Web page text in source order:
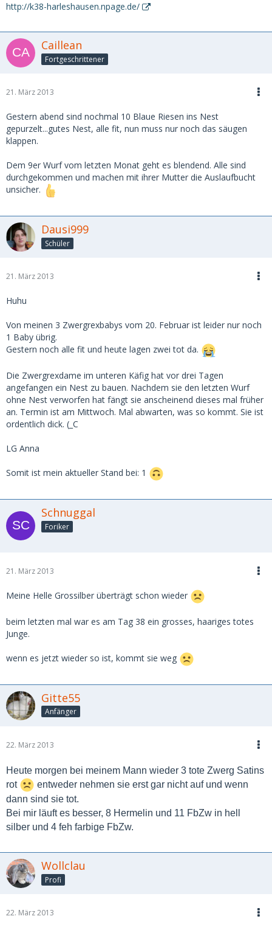
http://k38-harleshausen.npage.de/
Caillean
Fortgeschrittener
21. März 2013
Gestern abend sind nochmal 10 Blaue Riesen ins Nest
gepurzelt...gutes Nest, alle fit, nun muss nur noch das säugen
klappen.
Dem 9er Wurf vom letzten Monat geht es blendend. Alle sind
durchgekommen und machen mit ihrer Mutter die Auslaufbucht
unsicher.
Dausi999
Schüler
21. März 2013
Huhu
Von meinen 3 Zwergrexbabys vom 20. Februar ist leider nur noch
1 Baby übrig.
Gestern noch alle fit und heute lagen zwei tot da.
Die Zwergrexdame im unteren Käfig hat vor drei Tagen
angefangen ein Nest zu bauen. Nachdem sie den letzten Wurf
ohne Nest verworfen hat fängt sie anscheinend dieses mal früher
an. Termin ist am Mittwoch. Mal abwarten, was so kommt. Sie ist
ordentlich dick. (_C
LG Anna
Somit ist mein aktueller Stand bei: 1
Schnuggal
Foriker
21. März 2013
Meine Helle Grossilber überträgt schon wieder
beim letzten mal war es am Tag 38 ein grosses, haariges totes
Junge.
wenn es jetzt wieder so ist, kommt sie weg
Gitte55
Anfänger
22. März 2013
Heute morgen bei meinem Mann wieder 3 tote Zwerg Satins
rot
entweder nehmen sie erst gar nicht auf und wenn
dann sind sie tot.
Bei mir läuft es besser, 8 Hermelin und 11 FbZw in hell
silber und 4 feh farbige FbZw.
Wollclau
Profi
22. März 2013